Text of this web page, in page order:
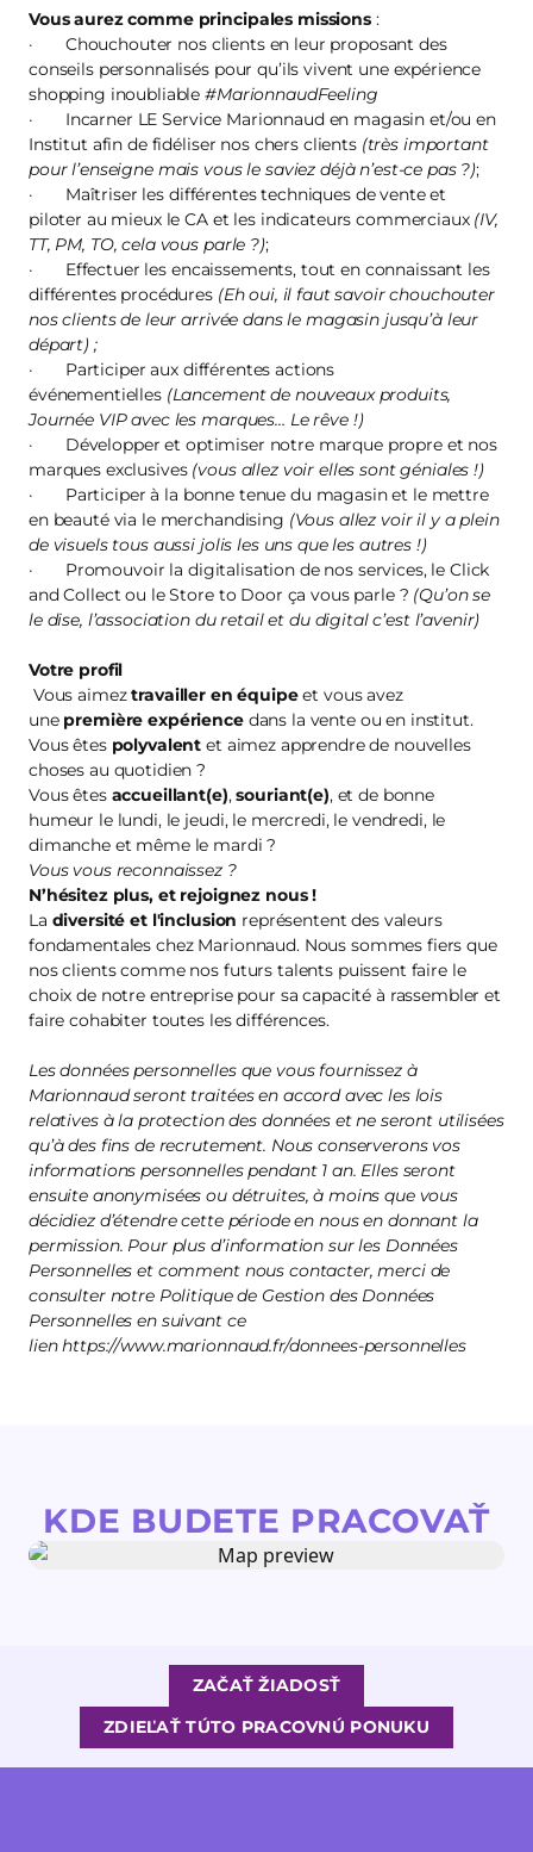
Vous aurez comme principales missions:
· Chouchouter nos clients en leur proposant des
conseils personnalisés pour qu’ils vivent une expérience
shopping inoubliable#MarionnaudFeeling
· Incarner LE Service Marionnaud en magasin et/ou en
Institut afin de fidéliser nos chers clients (très important
pour l’enseigne mais vous le saviez déjà n’est-ce pas ?);
· Maîtriser les différentes techniques de vente et
piloter au mieux le CA et les indicateurs commerciaux (IV,
TT, PM, TO, cela vous parle ?);
· Effectuer les encaissements, tout en connaissant les
différentes procédures (Eh oui, il faut savoir chouchouter
nos clients de leur arrivée dans le magasin jusqu’à leur
départ) ;
· Participer aux différentes actions
événementielles (Lancement de nouveaux produits,
Journée VIP avec les marques… Le rêve !)
· Développer et optimiser notre marque propre et nos
marques exclusives (vous allez voir elles sont géniales !)
· Participer à la bonne tenue du magasin et le mettre
en beauté via le merchandising (Vous allez voir il y a plein
de visuels tous aussi jolis les uns que les autres !)
· Promouvoir la digitalisation de nos services, le Click
and Collect ou le Store to Door ça vous parle ? (Qu’on se
le dise, l’association du retail et du digital c’est l’avenir)
Votre profil
Vous aimeztravailler en équipeet vous avez
une première expériencedans la vente ou en institut.
Vous êtes polyvalentet aimez apprendre de nouvelles
choses au quotidien ?
Vous êtes accueillant(e),souriant(e), et de bonne
humeur le lundi, le jeudi, le mercredi, le vendredi, le
dimanche et même le mardi ?
Vous vous reconnaissez ?
N’hésitez plus, et rejoignez nous!
La diversité et l'inclusion représentent des valeurs
fondamentales chez Marionnaud. Nous sommes fiers que
nos clients comme nos futurs talents puissent faire le
choix de notre entreprise pour sa capacité à rassembler et
faire cohabiter toutes les différences.
Les données personnelles que vous fournissez à
Marionnaud seront traitées en accord avec les lois
relatives à la protection des données et ne seront utilisées
qu’à des fins de recrutement. Nous conserverons vos
informations personnelles pendant 1 an. Elles seront
ensuite anonymisées ou détruites, à moins que vous
décidiez d’étendre cette période en nous en donnant la
permission. Pour plus d’information sur les Données
Personnelles et comment nous contacter, merci de
consulter notre Politique de Gestion des Données
Personnelles en suivant ce
lien https://www.marionnaud.fr/donnees-personnelles
KDE BUDETE PRACOVAŤ
ZAČAŤ ŽIADOSŤ
ZDIEĽAŤ TÚTO PRACOVNÚ PONUKU